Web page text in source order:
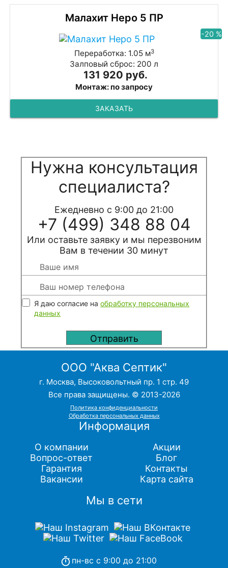
Малахит Неро 5 ПР
-20 %
Переработка: 1.05 м3
Залповый сброс: 200 л
131 920 руб.
Монтаж: по запросу
ЗАКАЗАТЬ
Нужна консультация
специалиста?
Ежедневно с 9:00 до 21:00
+7 (499) 348 88 04
Или оставьте заявку и мы перезвоним
Вам в течении 30 минут
Я даю согласие наобработку персональных
данных
ООО "Аква Септик"
г. Москва, Высоковольтный пр. 1 стр. 49
Все права защищены. © 2013-2026
Политика конфиденциальности
Обработка персональных данных
Информация
О компании
Вопрос-ответ
Гарантия
Вакансии
Акции
Блог
Контакты
Карта сайта
Мы в сети
timer пн-вс с 9:00 до 21:00